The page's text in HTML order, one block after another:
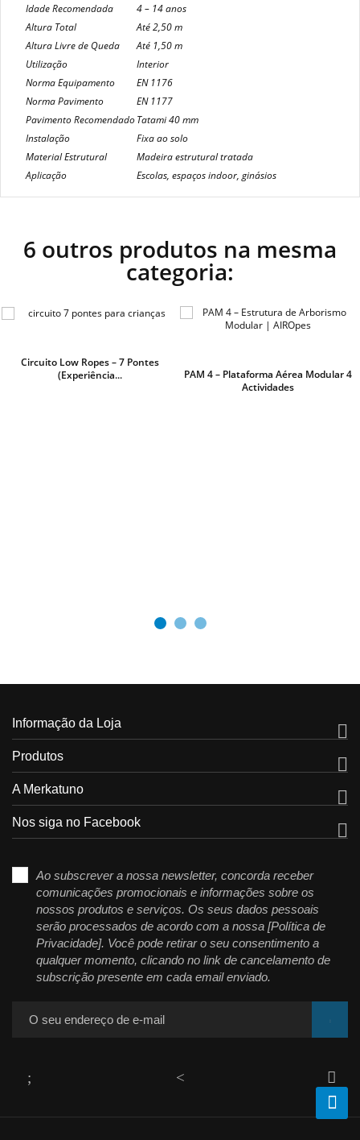
Idade Recomendada
4 – 14 anos
Altura Total
Até 2,50 m
Altura Livre de Queda
Até 1,50 m
Utilização
Interior
Norma Equipamento
EN 1176
Norma Pavimento
EN 1177
Pavimento RecomendadoTatami 40 mm
Instalação
Fixa ao solo
Material Estrutural
Madeira estrutural tratada
Aplicação
Escolas, espaços indoor, ginásios
6 outros produtos na mesma
categoria:
Circuito Low Ropes – 7 Pontes
(Experiência...
PAM 4 – Plataforma Aérea Modular 4
Actividades
Informação da Loja 
Produtos 
A Merkatuno 
Nos siga no Facebook 
Ao subscrever a nossa newsletter, concorda receber
comunicações promocionais e informações sobre os
nossos produtos e serviços. Os seus dados pessoais
serão processados de acordo com a nossa [Política de
Privacidade]. Você pode retirar o seu consentimento a
qualquer momento, clicando no link de cancelamento de
subscrição presente em cada email enviado.